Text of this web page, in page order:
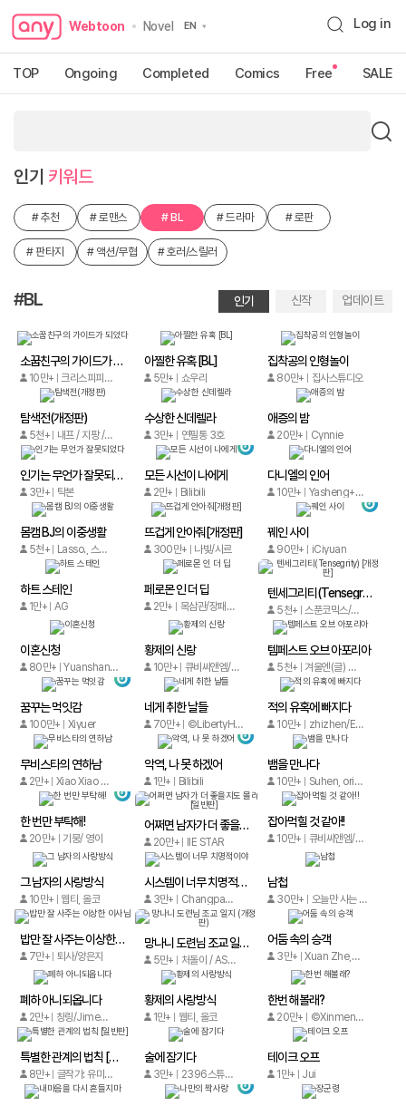
Webtoon Novel
TOP Ongoing Completed Comics Free SALE
Log in
검색어를 입력해 주세요.
인기 키워드
#추천 #로맨스 #BL #드라마 #로판
#판타지 #액션/무협 #호러/스릴러
#BL 인기 신작 업데이트
소꿉친구의 가이드가 되었다
10만+ 크리스피피쉬/2396스튜디오
아찔한 유혹 [BL]
5만+ 쇼우리
집착공의 인형놀이
80만+ 집사스튜디오
탐색전(개정판)
5천+ 내프 / 지팡 / 오후네시육분
수상한 신데렐라
3만+ 연필통 3호
애증의 밤
20만+ Cynnie
인기는 무언가 잘못되었다
3만+ 탁본
모든 시선이 나에게
2만+ Bilibili
다니엘의 인어
10만+ Yasheng+Houby/YoudbG Studio
몸캠 BJ의 이중생활
5천+ Lasso., 스튜디오 계동
뜨겁게 안아줘[개정판]
300만+ 나빛/시르
꿰인 사이
90만+ iCiyuan
하트 스테인
1만+ AG
페로몬 인 더 딥
2만+ 목삼관/장패문화, 2396스튜디오
텐세그리티(Tensegrity) [개정판]
5천+ 스푼코믹스/Winterbaum
이혼신청
80만+ Yuanshangbaiyunjian / origin chequer comic
황제의 신랑
10만+ 큐비씨앤엠/JuWei studio
템페스트 오브 아포리아
5천+ 겨울엔(글) 모그(그림) 뉴돌(원작)
꿈꾸는 먹잇감
100만+ Xiyuer
네게 취한 날들
70만+ ©LibertyHome
적의 유혹에 빠지다
10만+ zhizhen/EmoZ
무비스타의 연하남
2만+ Xiao Xiao Mei/Shuqinovel,XiaoShao Studio
악역, 나 못 하겠어
1만+ Bilibili
뱀을 만나다
10만+ Suhen, origin chequer comic, Kuaikan Comics
한 번만 부탁해!
20만+ 기뭉/ 영이
어쩌면 남자가 더 좋을지도 몰라 [일반판]
20만+ IIE STAR
잡아먹힐 것 같아!!
10만+ 큐비씨앤엠/Ailu Cat comics
그 남자의 사랑방식
10만+ 웹티, 올코
시스템이 너무 치명적이야
3만+ Changpan Warrior, a10, Kuaikan Comics
남첩
30만+ 오늘만 사는 형제
밥만 잘 사주는 이상한 이사님
7만+ 퇴사/양은지
망나니 도련님 조교 일지 (개정판)
5만+ 처돌이 / AS, 은수
어둠 속의 승객
3만+ Xuan Zhe, Kuaikan Comics
폐하 아니되옵니다
2만+ 칭링/Jimeng Cultural
황제의 사랑방식
1만+ 웹티, 올코
한번 해볼래?
20만+ ©Xinmengjing, Tosay Culture Company Limited, Kuaikan Comics
특별한 관계의 법칙 [일반판]
8만+ 글작가: 유미지로 / 그림작가 : 뽀밀
술에 잠기다
3만+ 2396스튜디오
테이크 오프
1만+ Jui